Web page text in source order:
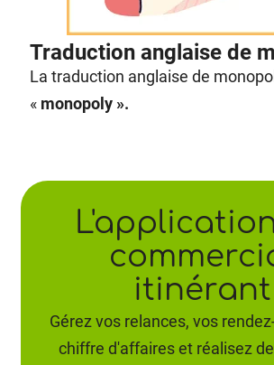
Traduction anglaise de
La traduction anglaise de
« monopoly ».
itinérant
Gérez vos relances, vos
chiffre d'affaires et réalisez